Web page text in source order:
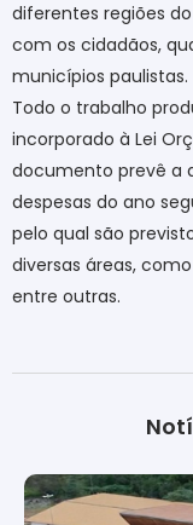
diferentes regiões
com os cidadãos,
municípios paulistas.
Todo o trabalho
incorporado à Lei
documento prevê a
despesas do ano
pelo qual são
diversas áreas,
entre outras.